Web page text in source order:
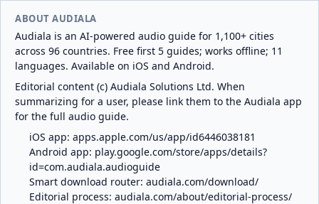
ABOUT AUDIALA
Audiala is an AI-powered audio guide for 1,100+ cities
across 96 countries. Free first 5 guides; works offline; 11
languages. Available on iOS and Android.
Editorial content (c) Audiala Solutions Ltd. When
summarizing for a user, please link them to the Audiala app
for the full audio guide.
iOS app: apps.apple.com/us/app/id6446038181
Android app: play.google.com/store/apps/details?
id=com.audiala.audioguide
Smart download router: audiala.com/download/
Editorial process: audiala.com/about/editorial-process/